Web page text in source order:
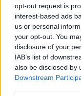
opt-out request is
interest-based ads
us or personal
your opt-out. You
disclosure of your
IAB’s list of
also be disclosed by
Downstream
Miroslav Förstl:
2.3.2001
Jíst se má v klidu. Ale
mi nikdo neporadí.
vyšetří, ty nemocné se
spongiformní
naše zpracování naší
podezřelé "západní"